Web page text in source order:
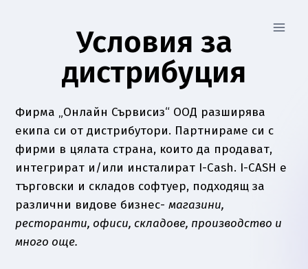
Условия за
дистрибуция
Фирма „Онлайн Сървисиз“ ООД разширява
екипа си от дистрибутори. Партнираме си с
фирми в цялата страна, които да продават,
интегрират и/или инсталират I-Cash. I-CASH е
търговски и складов софтуер, подходящ за
различни видове бизнес-магазини,
ресторанти, офиси, складове, производство и
много още.